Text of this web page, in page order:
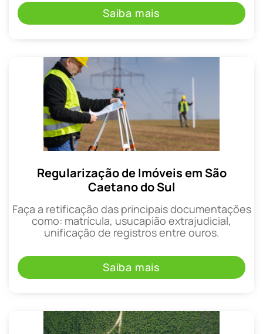
Saiba mais
Regularização de Imóveis em São
Caetano do Sul
Faça a retificação das principais documentações
como: matrícula, usucapião extrajudicial,
unificação de registros entre ouros.
Saiba mais